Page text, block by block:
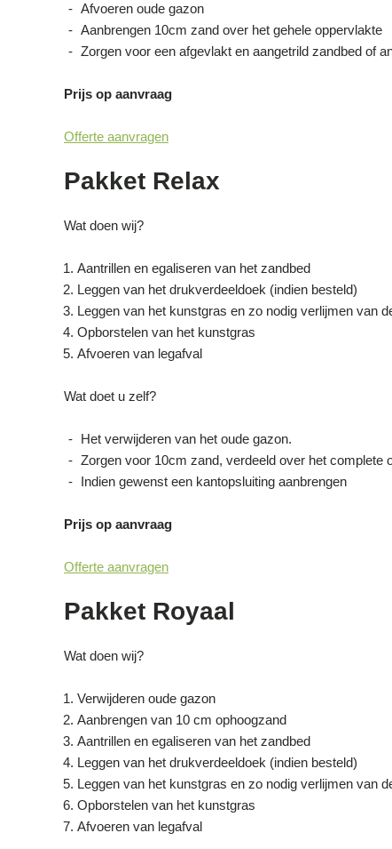
Afvoeren oude gazon
Aanbrengen 10cm zand over het gehele oppervlakte
Zorgen voor een afgevlakt en aangetrild zandbed of
Prijs op aanvraag
Offerte aanvragen
Pakket Relax
Wat doen wij?
Aantrillen en egaliseren van het zandbed
Leggen van het drukverdeeldoek (indien besteld)
Leggen van het kunstgras en zo nodig verlijmen van
Opborstelen van het kunstgras
Afvoeren van legafval
Wat doet u zelf?
Het verwijderen van het oude gazon.
Zorgen voor 10cm zand, verdeeld over het complete
Indien gewenst een kantopsluiting aanbrengen
Prijs op aanvraag
Offerte aanvragen
Pakket Royaal
Wat doen wij?
Verwijderen oude gazon
Aanbrengen van 10 cm ophoogzand
Aantrillen en egaliseren van het zandbed
Leggen van het drukverdeeldoek (indien besteld)
Leggen van het kunstgras en zo nodig verlijmen van
Opborstelen van het kunstgras
Afvoeren van legafval